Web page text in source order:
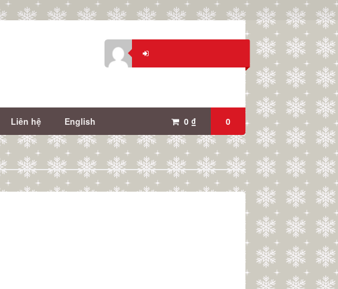
0 ₫ 0
Liên hệ English